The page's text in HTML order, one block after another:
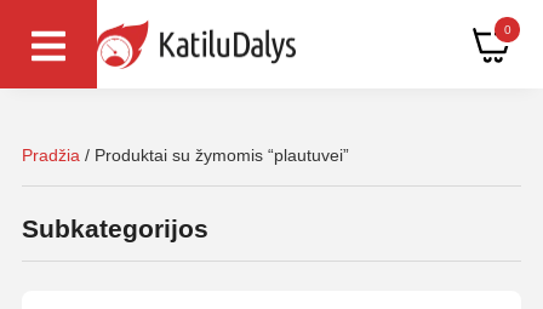
0
Pradžia / Produktai su žymomis “plautuvei”
Subkategorijos